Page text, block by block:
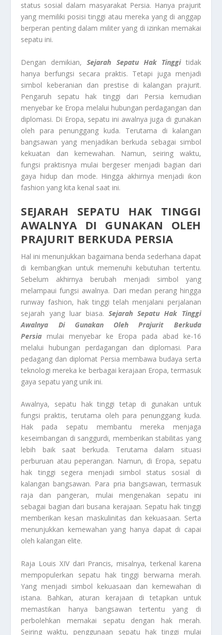
status sosial dalam masyarakat Persia. Hanya prajurit
yang memiliki posisi tinggi atau mereka yang di anggap
berperan penting dalam militer yang di izinkan memakai
sepatu ini.
Dengan demikian,Sejarah Sepatu Hak Tinggitidak
hanya berfungsi secara praktis. Tetapi juga menjadi
simbol keberanian dan prestise di kalangan prajurit.
Pengaruh sepatu hak tinggi dari Persia kemudian
menyebar ke Eropa melalui hubungan perdagangan dan
diplomasi. Di Eropa, sepatu ini awalnya juga di gunakan
oleh para penunggang kuda. Terutama di kalangan
bangsawan yang menjadikan berkuda sebagai simbol
kekuatan dan kemewahan. Namun, seiring waktu,
fungsi praktisnya mulai bergeser menjadi bagian dari
gaya hidup dan mode. Hingga akhirnya menjadi ikon
fashion yang kita kenal saat ini.
SEJARAH SEPATU HAK TINGGI
AWALNYA DI GUNAKAN OLEH
PRAJURIT BERKUDA PERSIA
Hal ini menunjukkan bagaimana benda sederhana dapat
di kembangkan untuk memenuhi kebutuhan tertentu.
Sebelum akhirnya berubah menjadi simbol yang
melampaui fungsi awalnya. Dari medan perang hingga
runway fashion, hak tinggi telah menjalani perjalanan
sejarah yang luar biasa.Sejarah Sepatu Hak Tinggi
Awalnya Di Gunakan Oleh Prajurit Berkuda
Persia mulai menyebar ke Eropa pada abad ke-16
melalui hubungan perdagangan dan diplomasi. Para
pedagang dan diplomat Persia membawa budaya serta
teknologi mereka ke berbagai kerajaan Eropa, termasuk
gaya sepatu yang unik ini.
Awalnya, sepatu hak tinggi tetap di gunakan untuk
fungsi praktis, terutama oleh para penunggang kuda.
Hak pada sepatu membantu mereka menjaga
keseimbangan di sanggurdi, memberikan stabilitas yang
lebih baik saat berkuda. Terutama dalam situasi
perburuan atau peperangan. Namun, di Eropa, sepatu
hak tinggi segera menjadi simbol status sosial di
kalangan bangsawan. Para pria bangsawan, termasuk
raja dan pangeran, mulai mengenakan sepatu ini
sebagai bagian dari busana kerajaan. Sepatu hak tinggi
memberikan kesan maskulinitas dan kekuasaan. Serta
menunjukkan kemewahan yang hanya dapat di capai
oleh kalangan elite.
Raja Louis XIV dari Prancis, misalnya, terkenal karena
mempopulerkan sepatu hak tinggi berwarna merah.
Yang menjadi simbol kekuasaan dan kemewahan di
istana. Bahkan, aturan kerajaan di tetapkan untuk
memastikan hanya bangsawan tertentu yang di
perbolehkan memakai sepatu dengan hak merah.
Seiring waktu, penggunaan sepatu hak tinggi mulai